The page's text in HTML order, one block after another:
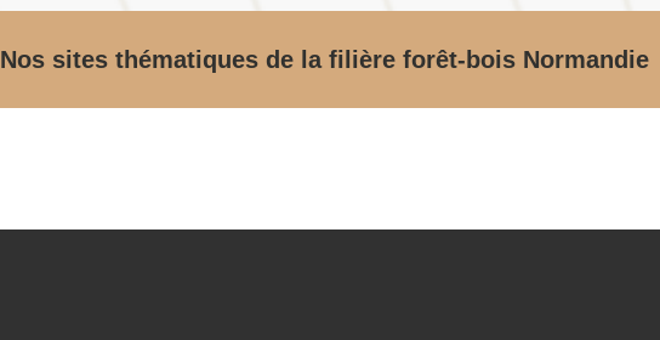
Nos sites thématiques de la filière forêt-bois Normandie